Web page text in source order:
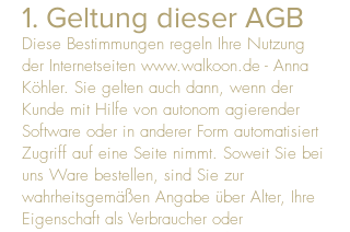
1. Geltung dieser AGB
Diese Bestimmungen regeln Ihre Nutzung
der Internetseiten www.walkoon.de - Anna
Köhler. Sie gelten auch dann, wenn der
Kunde mit Hilfe von autonom agierender
Software oder in anderer Form automatisiert
Zugriff auf eine Seite nimmt. Soweit Sie bei
uns Ware bestellen, sind Sie zur
wahrheitsgemäßen Angabe über Alter, Ihre
Eigenschaft als Verbraucher oder